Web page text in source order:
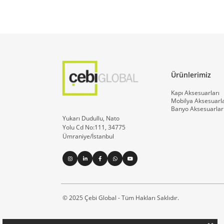
Yukarı Dudullu, Nato
Yolu Cd No:111, 34775
Ümraniye/İstanbul
Ürünlerimiz
Kapı Aksesuarları
Mobilya
Banyo
© 2025 Çebi Global - Tüm Hakları Saklıdır.